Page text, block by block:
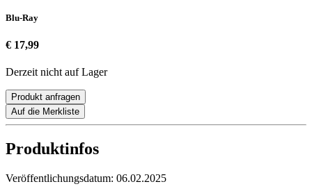
Blu-Ray
€ 17,99
Derzeit nicht auf Lager
Produkt anfragen
Auf die Merkliste
Produktinfos
Veröffentlichungsdatum: 06.02.2025